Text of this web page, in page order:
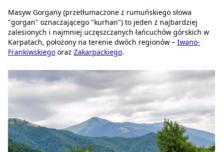
Masyw Gorgany (przetłumaczone z rumuńskiego słowa
"gorgan" oznaczającego "kurhan") to jeden z najbardziej
zalesionych i najmniej uczęszczanych łańcuchów górskich w
Karpatach, położony na terenie dwóch regionów – Iwano-
Frankiwskiego oraz Zakarpackiego.